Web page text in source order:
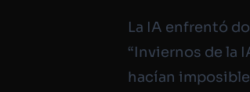
La IA enfrentó
“Inviernos de la
hacían